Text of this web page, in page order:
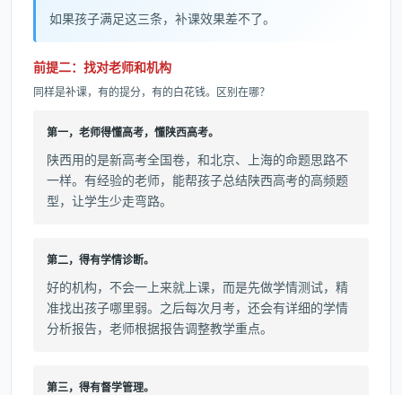
如果孩子满足这三条，补课效果差不了。
前提二：找对老师和机构
同样是补课，有的提分，有的白花钱。区别在哪？
第一，老师得懂高考，懂陕西高考。
陕西用的是新高考全国卷，和北京、上海的命题思路不
一样。有经验的老师，能帮孩子总结陕西高考的高频题
型，让学生少走弯路。
第二，得有学情诊断。
好的机构，不会一上来就上课，而是先做学情测试，精
准找出孩子哪里弱。之后每次月考，还会有详细的学情
分析报告，老师根据报告调整教学重点。
第三，得有督学管理。